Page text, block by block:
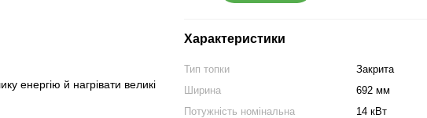
енергію й нагрівати великі
Характеристики
Тип топки
Закрита
Ширина
692 мм
Потужність номінальна
14 кВт